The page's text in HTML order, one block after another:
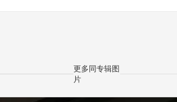
更多同专辑图
片